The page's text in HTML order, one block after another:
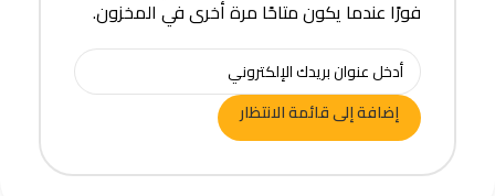
فورًا عندما يكون متاحًا مرة أخرى في المخزون.
إضافة إلى قائمة الانتظار